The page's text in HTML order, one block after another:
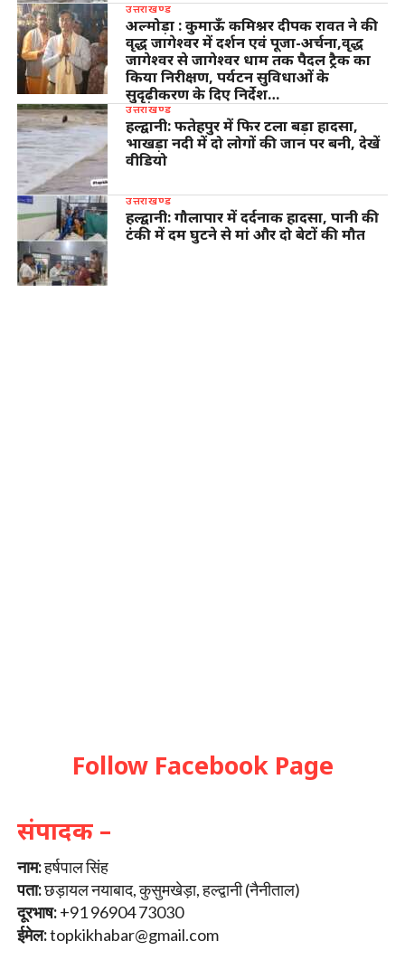
उत्तराखण्ड
अल्मोड़ा : कुमाऊँ कमिश्नर दीपक रावत ने की
वृद्ध जागेश्वर में दर्शन एवं पूजा-अर्चना,वृद्ध
जागेश्वर से जागेश्वर धाम तक पैदल ट्रैक का
किया निरीक्षण, पर्यटन सुविधाओं के
सुदृढ़ीकरण के दिए निर्देश…
उत्तराखण्ड
हल्द्वानी: फतेहपुर में फिर टला बड़ा हादसा,
भाखड़ा नदी में दो लोगों की जान पर बनी, देखें
वीडियो
उत्तराखण्ड
हल्द्वानी: गौलापार में दर्दनाक हादसा, पानी की
टंकी में दम घुटने से मां और दो बेटों की मौत
Follow Facebook Page
संपादक –
नाम:हर्षपाल सिंह
पता:छड़ायल नयाबाद, कुसुमखेड़ा, हल्द्वानी (नैनीताल)
दूरभाष:+91 96904 73030
ईमेल:topkikhabar@gmail.com